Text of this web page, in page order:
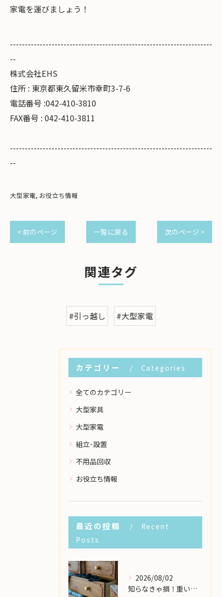
家電を運びましょう！
--------------------------------------------------------------------
--
株式会社EHS
住所 : 東京都東久留米市幸町3-7-6
電話番号 :042-410-3810
FAX番号 : 042-410-3811
--------------------------------------------------------------------
--
大型家電 お役立ち情報
< 前のページ 一覧に戻る 次のページ >
関連タグ
#引っ越し #大型家電
カテゴリー Categories
全てのカテゴリー
大型家具
大型家電
組立･設置
不用品回収
お役立ち情報
最近の投稿
Recent
Posts
2026/08/02
知らなきゃ損！重い大型家具の配送費用を格安に抑える裏ワザ